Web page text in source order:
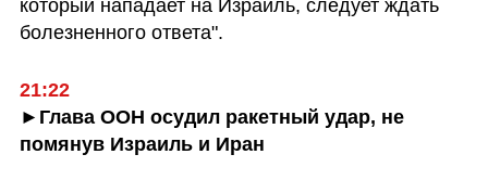
который нападает на Израиль, следует ждать
болезненного ответа".
21:22
►Глава ООН осудил ракетный удар, не
помянув Израиль и Иран